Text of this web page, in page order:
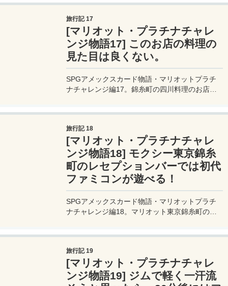
旅行記 17
[マリオット・プラチナチャレ
ンジ物語17] このお店の料理の
見た目は良くない。
SPGアメックスカード物語・マリオットプラチ
ナチャレンジ編17。錦糸町の四川料理のお店
しないｗ
旅行記 18
[マリオット・プラチナチャレ
ンジ物語18] モクシー東京錦糸
町のレセプションバーでは初代
ファミコンが遊べる！
SPGアメックスカード物語・マリオットプラチ
ナチャレンジ編18。マリオット東京錦糸町のバ
旅行記 19
[マリオット・プラチナチャレ
ンジ物語19] ジムで軽く一汗流